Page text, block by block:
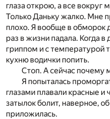
глаза открою, а все вокруг
Только Даньку жалко. Мне
плохо. Я вообще в обморок
раз в жизни падала. Когда в
гриппом и с температурой
кухню водички попить.
Стоп. А сейчас почему
Я попыталась
глазами плавали красные и
затылок болит, наверное,
приложилась.